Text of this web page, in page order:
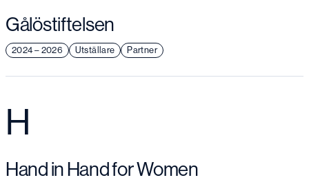
Gålöstiftelsen
2024 – 2026 Utställare Partner
H
Hand in Hand for Women